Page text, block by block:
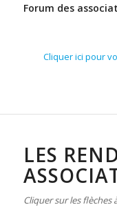
Forum des
Cliquer ici pour
LES
Cliquer sur les